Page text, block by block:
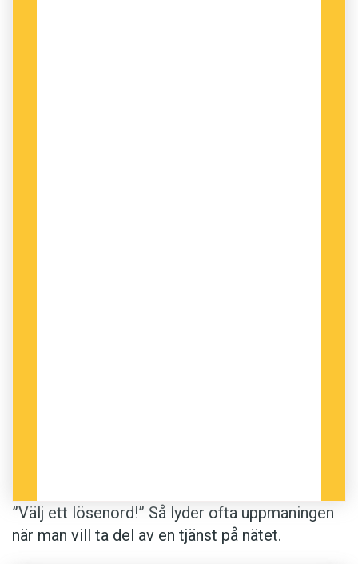
”Välj ett lösenord!” Så lyder ofta uppmaningen
när man vill ta del av en tjänst på nätet.